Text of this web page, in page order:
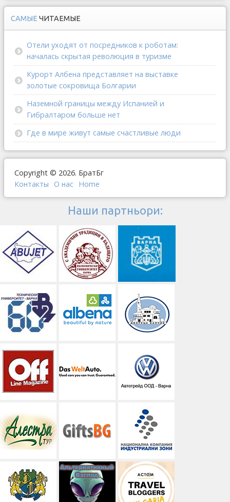
САМЫЕ ЧИТАЕМЫЕ
Отели уходят от посредников к роботам:
началась скрытая революция в туризме
Курорт Албена представляет на выставке
золотые сокровища Болгарии
Наземной границы между Испанией и
Гибралтаром больше нет
Где в мире живут самые счастливые люди
Copyright © 2026. БратБг
Контакты
О наc Home
Наши партньори: